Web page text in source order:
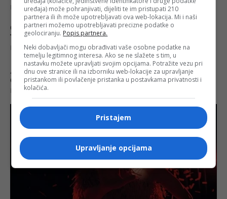
uređaja) može pohranjivati, dijeliti te im pristupati 210
partnera ili ih može upotrebljavati ova web-lokacija. Mi i naši
partneri možemo upotrebljavati precizne podatke o
geolociranju. Popis partnera.
Neki dobavljači mogu obrađivati vaše osobne podatke na
temelju legitimnog interesa. Ako se ne slažete s tim, u
nastavku možete upravljati svojim opcijama. Potražite vezu pri
dnu ove stranice ili na izborniku web-lokacije za upravljanje
pristankom ili povlačenje pristanka u postavkama privatnosti i
kolačića.
Pristajem
Upravljanje opcijama